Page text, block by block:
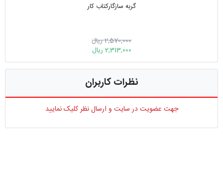
گربه سازگارکتاب کار
2,570,000 ریال
2,313,000 ریال
نظرات کاربران
جهت عضویت در سایت و ارسال نظر کلیک نمایید